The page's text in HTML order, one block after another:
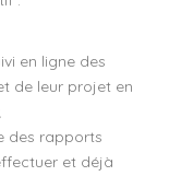
en ligne des
de leur projet en
des rapports
et déjà